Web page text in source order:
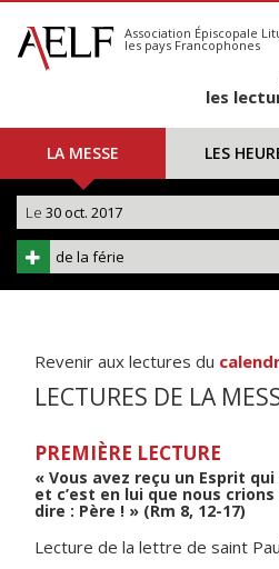
S'abonner
Calendrier
Association Épiscopale
les pays Francophones
les
LA MESSE LES
Le 30 oct. 2017
de la férie
Revenir aux lectures du
LECTURES DE LA
PREMIÈRE LECTURE
« Vous avez reçu un Esprit
et c’est en lui que nous crions
dire : Père ! » (Rm 8, 12-17)
Lecture de la lettre de saint